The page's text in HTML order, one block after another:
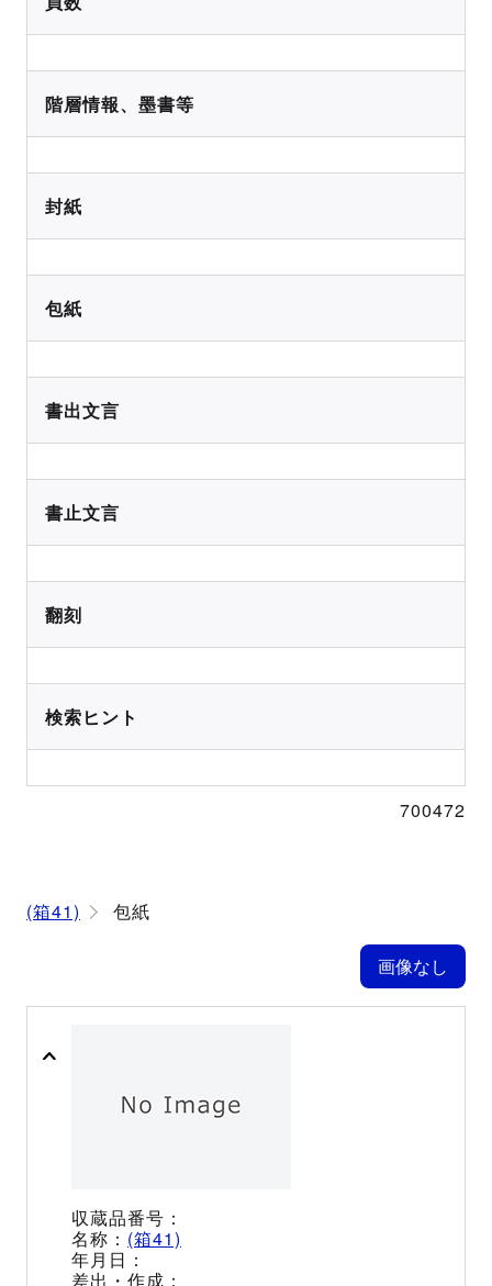
階層情報、墨書等
封紙
包紙
書出文言
書止文言
翻刻
検索ヒント
700472
(箱41) 包紙
(箱41)